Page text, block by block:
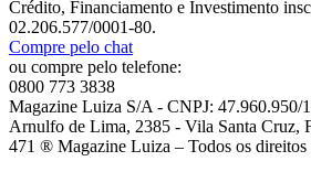
Crédito, Financiamento e Investimento
02.206.577/0001-80.
Compre pelo chat
ou compre pelo telefone:
0800 773 3838
Magazine Luiza S/A - CNPJ: 47.960.950/
Arnulfo de Lima, 2385 - Vila Santa Cruz,
471 ® Magazine Luiza – Todos os direitos